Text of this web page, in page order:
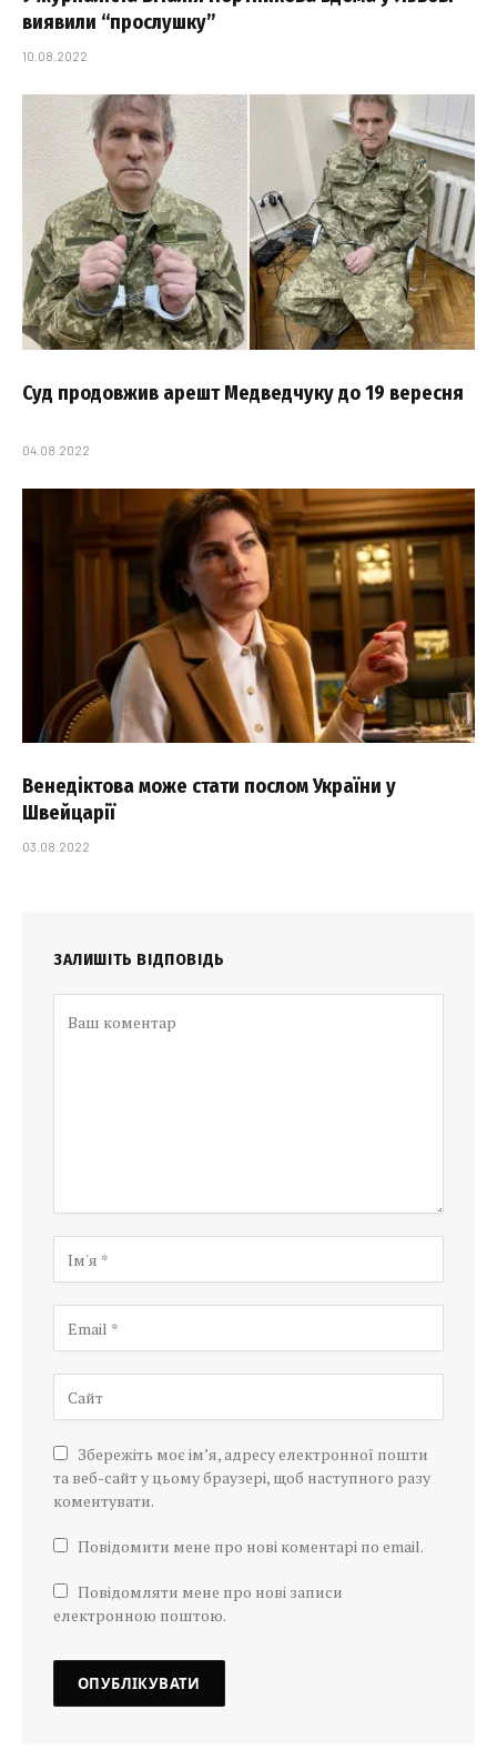
виявили “прослушку”
10.08.2022
Суд продовжив арешт Медведчуку до 19 вересня
04.08.2022
Венедіктова може стати послом України у
Швейцарії
03.08.2022
ЗАЛИШІТЬ ВІДПОВІДЬ
Збережіть моє ім’я, адресу електронної пошти
та веб-сайт у цьому браузері, щоб наступного разу
коментувати.
Повідомити мене про нові коментарі по email.
Повідомляти мене про нові записи
електронною поштою.